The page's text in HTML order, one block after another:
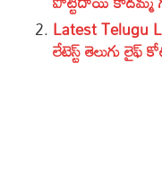
Latest Telugu
లేటెస్ట్ తెలుగు లైఫ్